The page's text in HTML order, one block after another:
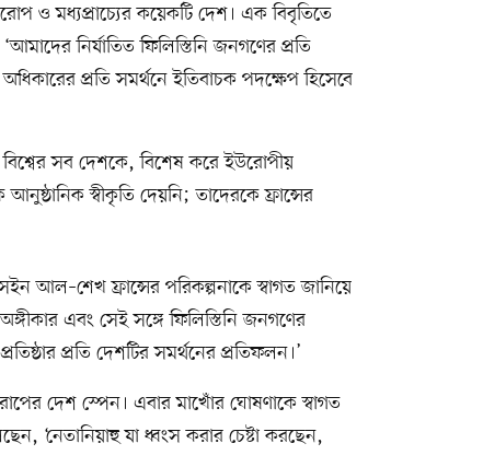
ও মধ্যপ্রাচ্যের কয়েকটি দেশ। এক বিবৃতিতে
নির্যাতিত ফিলিস্তিনি জনগণের প্রতি
অধিকারের প্রতি সমর্থনে ইতিবাচক পদক্ষেপ হিসেবে
সব দেশকে, বিশেষ করে ইউরোপীয়
স্বীকৃতি দেয়নি; তাদেরকে ফ্রান্সের
আল–শেখ ফ্রান্সের পরিকল্পনাকে স্বাগত জানিয়ে
এবং সেই সঙ্গে ফিলিস্তিনি জনগণের
প্রতি দেশটির সমর্থনের প্রতিফলন।’
দেশ স্পেন। এবার মাখোঁর ঘোষণাকে স্বাগত
‘নেতানিয়াহু যা ধ্বংস করার চেষ্টা করছেন,